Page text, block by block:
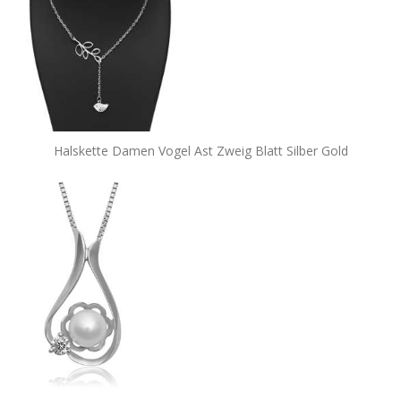
Halskette Damen Vogel Ast Zweig Blatt Silber Gold